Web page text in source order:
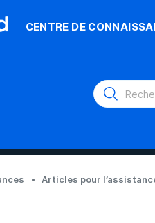
CENTRE DE
Articles pour